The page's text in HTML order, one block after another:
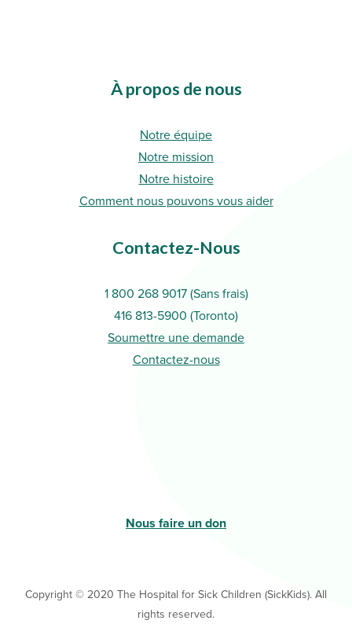
À propos de nous
Notre équipe
Notre mission
Notre histoire
Comment nous pouvons vous aider
Contactez-Nous
1 800 268 9017 (Sans frais)
416 813-5900 (Toronto)
Soumettre une demande
Contactez-nous
Nous faire un don
Copyright © 2020 The Hospital for Sick Children (SickKids). All
rights reserved.